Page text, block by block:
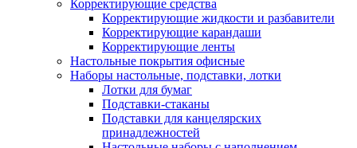
Корректирующие средства
Корректирующие жидкости и разбавители
Корректирующие карандаши
Корректирующие ленты
Настольные покрытия офисные
Наборы настольные, подставки, лотки
Лотки для бумаг
Подставки-стаканы
Подставки для канцелярских
принадлежностей